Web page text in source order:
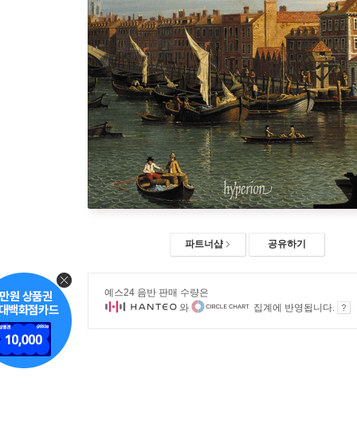
파트너샵 공유하기
예스24 음반 판매 수량은
와
집계에 반영됩니다.